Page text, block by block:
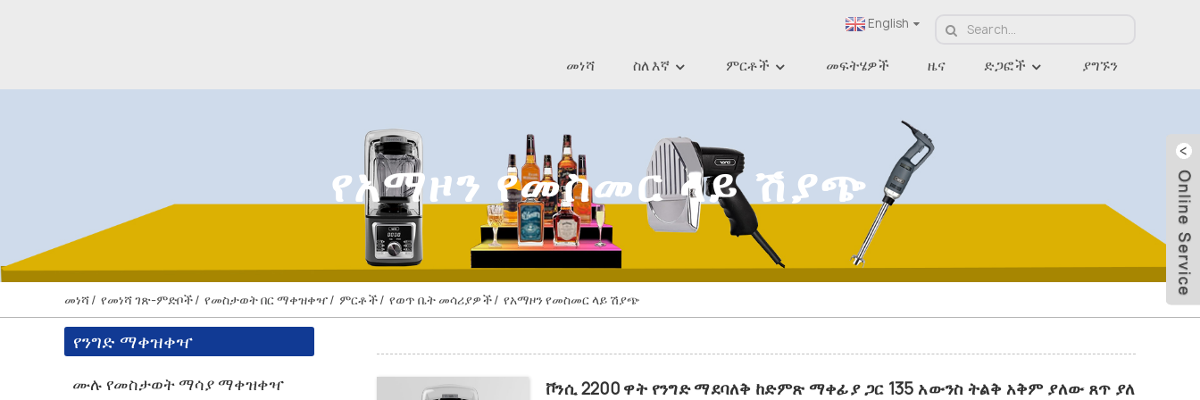
English
መነሻ ስለ እኛ ምርቶች መፍትሄዎች ዜና ድጋፎች ያግኙን
የአማዞን የመስመር ላይ ሽያጭ
መነሻ የመነሻ ገጽ-ምድቦች የመስታወት በር ማቀዝቀዣ ምርቶች የወጥ ቤት መሳሪያዎች የአማዞን የመስመር ላይ ሽያጭ
የንግድ ማቀዝቀዣ
ሙሉ የመስታወት ማሳያ ማቀዝቀዣ
ቮንሲ 2200 ዋት የንግድ ማደባለቅ ከድምጽ ማቀፊያ ጋር 135 አውንስ ትልቅ አቅም ያለው ጸጥ ያለ